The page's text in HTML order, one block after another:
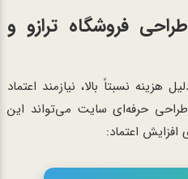
فروشگاه ترازو و
هزینه نسبتاً بالا، نیازمند اعتماد
حرفه‌ای سایت می‌تواند این
افزایش اعتماد: